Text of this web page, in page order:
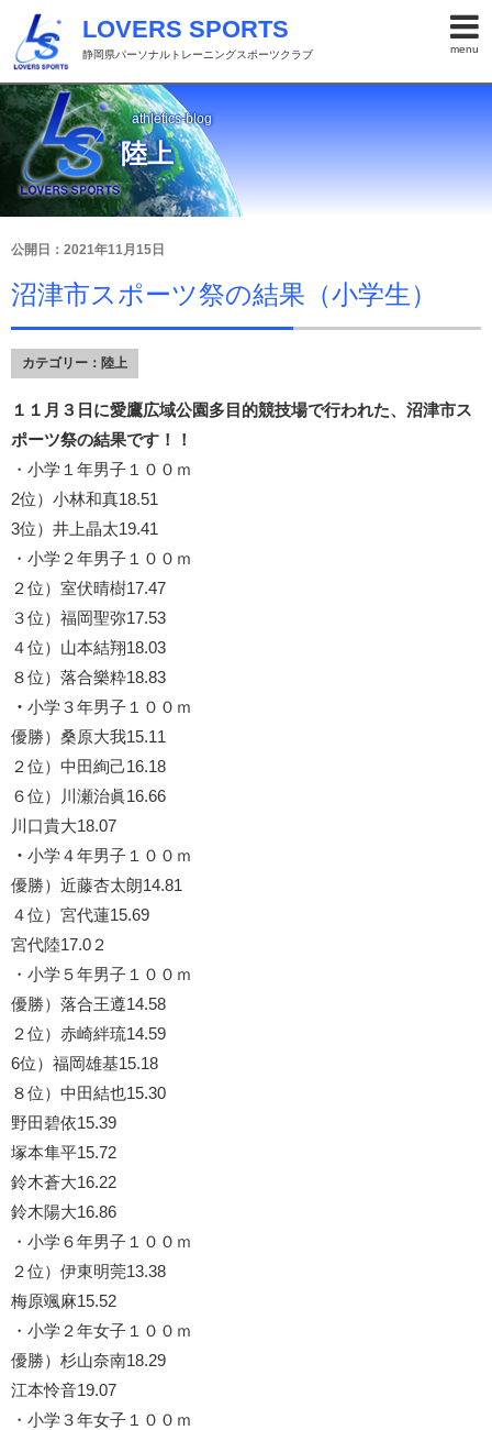
menu
LOVERS SPORTS
静岡県パーソナルトレーニングスポーツクラブ
athletics-blog
陸上
公開日：2021年11月15日
沼津市スポーツ祭の結果（小学生）
カテゴリー： 陸上
１１月３日に愛鷹広域公園多目的競技場で行われた、沼津市ス
ポーツ祭の結果です ！！
・小学１年男子１００ｍ
2位）小林和真18.51
3位）井上晶太19.41
・小学２年男子１００ｍ
２位）室伏晴樹17.47
３位）福岡聖弥17.53
４位）山本結翔18.03
８位）落合樂粋18.83
・ 小学３年男子１００ｍ
優勝）桑原大我15.11
２位）中田絢己16.18
６位）川瀬治眞16.66
川口貴大18.07
・ 小学４年男子１００ｍ
優勝）近藤杏太朗14.81
４位）宮代蓮15.69
宮代陸17.0２
・小学５年男子１００ｍ
優勝）落合王遵14.58
２位）赤崎絆琉14.59
6位）福岡雄基15.18
８位）中田結也15.30
野田碧依15.39
塚本隼平15.72
鈴木蒼大16.22
鈴木陽大16.86
・小学６年男子１００ｍ
２位）伊東明莞13.38
梅原颯麻15.52
・小学２年女子１００ｍ
優勝）杉山奈南18.29
江本怜音19.07
・小学３年女子１００ｍ